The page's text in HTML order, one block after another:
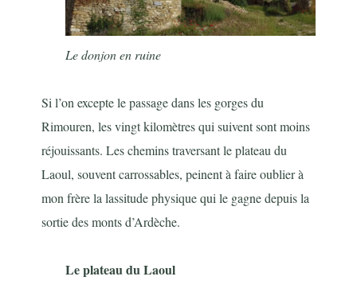
Le donjon en ruine
Si l’on excepte le passage dans les gorges du
Rimouren, les vingt kilomètres qui suivent sont moins
réjouissants. Les chemins traversant le plateau du
Laoul, souvent carrossables, peinent à faire oublier à
mon frère la lassitude physique qui le gagne depuis la
sortie des monts d’Ardèche.
Le plateau du Laoul